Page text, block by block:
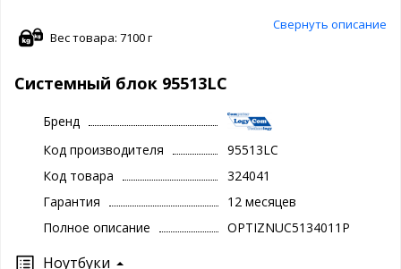
Свернуть описание
Вес товара: 7100 г
Системный блок 95513LC
Бренд
Код производителя
95513LC
Код товара
324041
Гарантия
12 месяцев
Полное описание
OPTIZNUC5134011P
Ноутбуки